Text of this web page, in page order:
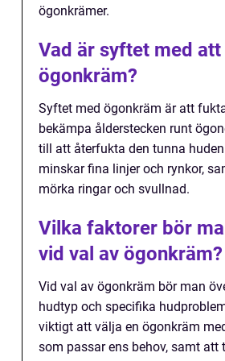
ögonkrämer.
Vad är syftet med att
ögonkräm?
Syftet med ögonkräm är att
bekämpa ålderstecken runt
till att återfukta den tunna
minskar fina linjer och rynkor,
mörka ringar och svullnad.
Vilka faktorer bör
vid val av ögonkräm?
Vid val av ögonkräm bör man
hudtyp och specifika
viktigt att välja en ögonkräm
som passar ens behov, samt att